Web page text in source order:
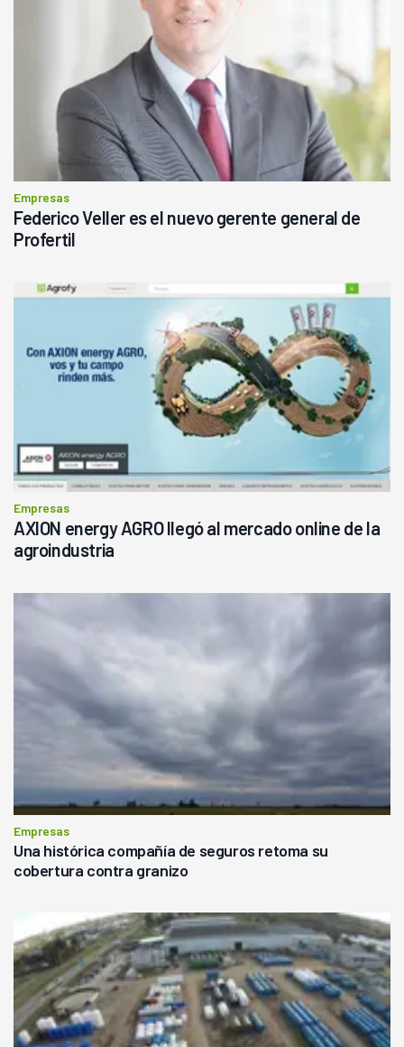
Empresas
Federico Veller es el nuevo gerente general de
Profertil
Empresas
AXION energy AGRO llegó al mercado online de la
agroindustria
Empresas
Una histórica compañía de seguros retoma su
cobertura contra granizo